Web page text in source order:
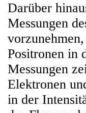
Darüber
Messungen
Positronen in
Messungen
Elektronen
in der